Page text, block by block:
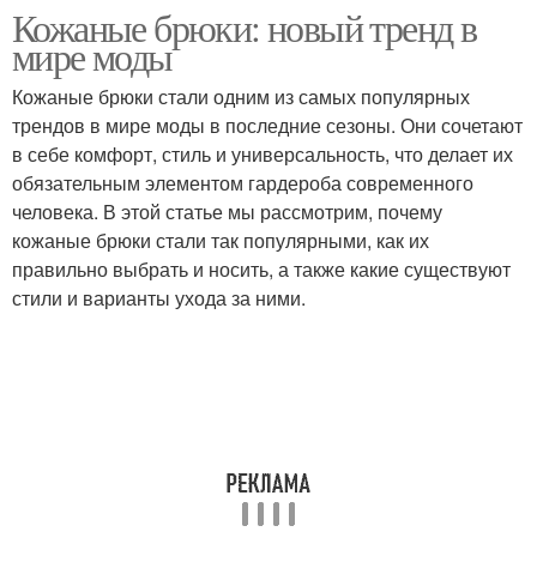
Кожаные брюки: новый тренд в
мире моды
Кожаные брюки стали одним из самых популярных
трендов в мире моды в последние сезоны. Они сочетают
в себе комфорт, стиль и универсальность, что делает их
обязательным элементом гардероба современного
человека. В этой статье мы рассмотрим, почему
кожаные брюки стали так популярными, как их
правильно выбрать и носить, а также какие существуют
стили и варианты ухода за ними.